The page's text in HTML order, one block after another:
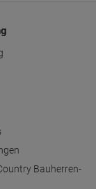
Bauherren-